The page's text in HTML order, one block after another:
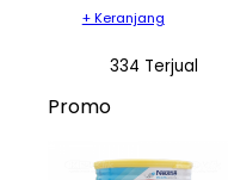
+ Keranjang
334 Terjual
Promo